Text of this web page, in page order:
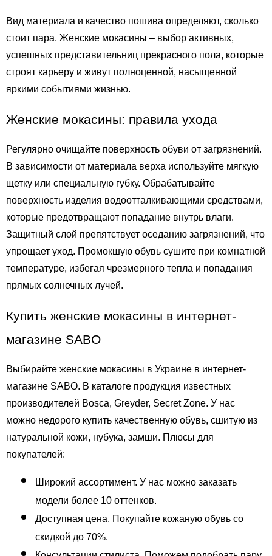
Вид материала и качество пошива определяют, сколько
стоит пара. Женские мокасины – выбор активных,
успешных представительниц прекрасного пола, которые
строят карьеру и живут полноценной, насыщенной
яркими событиями жизнью.
Женские мокасины: правила ухода
Регулярно очищайте поверхность обуви от загрязнений.
В зависимости от материала верха используйте мягкую
щетку или специальную губку. Обрабатывайте
поверхность изделия водоотталкивающими средствами,
которые предотвращают попадание внутрь влаги.
Защитный слой препятствует оседанию загрязнений, что
упрощает уход. Промокшую обувь сушите при комнатной
температуре, избегая чрезмерного тепла и попадания
прямых солнечных лучей.
Купить женские мокасины в интернет-
магазине SABO
Выбирайте женские мокасины в Украине в интернет-
магазине SABO. В каталоге продукция известных
производителей Bosca, Greyder, Secret Zone. У нас
можно недорого купить качественную обувь, сшитую из
натуральной кожи, нубука, замши. Плюсы для
покупателей:
Широкий ассортимент. У нас можно заказать
модели более 10 оттенков.
Доступная цена. Покупайте кожаную обувь со
скидкой до 70%.